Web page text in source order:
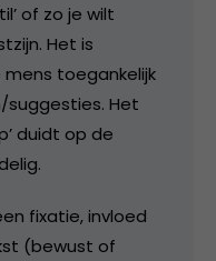
of zo je wilt
Het is
toegankelijk
Het
duidt op de
fixatie, invloed
(bewust of